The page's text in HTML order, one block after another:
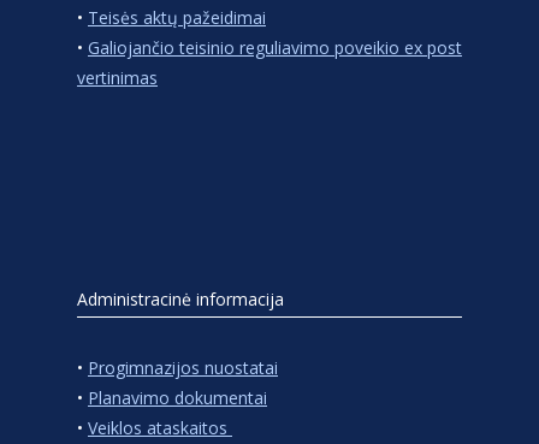
• Teisės aktų pažeidimai
• Galiojančio teisinio reguliavimo poveikio ex post
vertinimas
Administracinė informacija
• Progimnazijos nuostatai
• Planavimo dokumentai
• Veiklos ataskaitos